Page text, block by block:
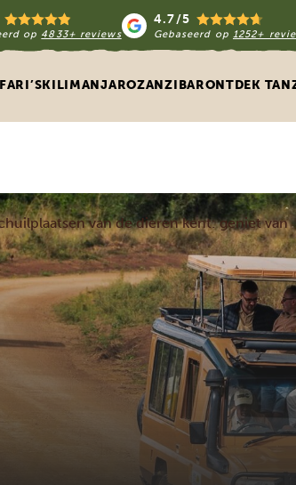
op 4833+ reviews
4.7/5
Gebaseerd op 1252+
KILIMANJAROZANZIBARONTDEK
van de dieren kent: geniet van